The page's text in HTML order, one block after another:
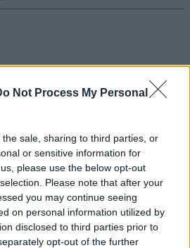
Not Process My Personal
sale, sharing to third parties, or
or sensitive information for
please use the below opt-out
Please note that after your
you may continue seeing
on personal information utilized by
disclosed to third parties prior to
opt-out of the further
#stroke#rákbetegség
#herpesz